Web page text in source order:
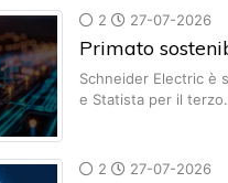
2 27-07-2026
Primato
Schneider Electric è
e Statista per il
2 27-07-2026